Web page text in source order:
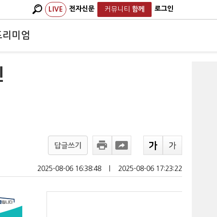
LIVE 전자신문 커뮤니티 함께 로그인
리미엄
답글쓰기
2025-08-06 16:38:48 2025-08-06 17:23:22